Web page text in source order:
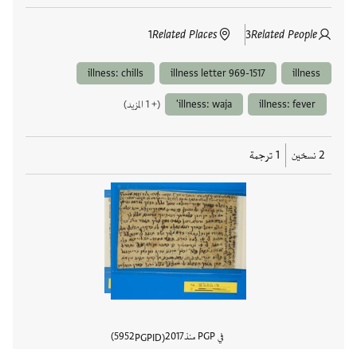
Related People
3
Related Places
1
illness
illness letter 969-1517
illness: chills
illness: fever
illness: waja' (+ 1 المزيد)
2 نسخين 1 ترجمة
في PGP منذ 2017
PGPID
5952